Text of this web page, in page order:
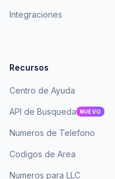
Integraciones
Recursos
Centro de Ayuda
API de Busqueda NUEVO
Numeros de Telefono
Codigos de Area
Numeros para LLC